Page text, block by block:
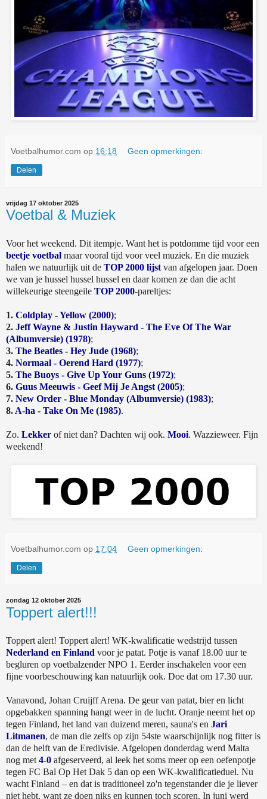
Voetbalhumor.com op 16:18 Geen opmerkingen:
Delen
vrijdag 17 oktober 2025
Voetbal & Muziek
Voor het weekend. Dit itempje. Want het is potdomme tijd voor een
beetje voetbal maar vooral tijd voor veel muziek. En die muziek
halen we natuurlijk uit de TOP 2000 lijst van afgelopen jaar. Doen
we van je hussel hussel hussel en daar komen ze dan die acht
willekeurige steengeile TOP 2000-pareltjes:
1. Coldplay - Yellow (2000);
2. Jeff Wayne & Justin Hayward - The Eve Of The War
(Albumversie) (1978);
3. The Beatles - Hey Jude (1968);
4. Normaal - Oerend Hard (1977);
5. The Buoys - Give Up Your Guns (1972);
6. Guus Meeuwis - Geef Mij Je Angst (2005);
7. New Order - Blue Monday (Albumversie) (1983);
8. A-ha - Take On Me (1985).
Zo. Lekker of niet dan? Dachten wij ook. Mooi. Wazzieweer. Fijn
weekend!
Voetbalhumor.com op 17:04 Geen opmerkingen:
Delen
zondag 12 oktober 2025
Toppert alert!!!
Toppert alert! Toppert alert! WK-kwalificatie wedstrijd tussen
Nederland en Finland voor je patat. Potje is vanaf 18.00 uur te
begluren op voetbalzender NPO 1. Eerder inschakelen voor een
fijne voorbeschouwing kan natuurlijk ook. Doe dat om 17.30 uur.
Vanavond, Johan Cruijff Arena. De geur van patat, bier en licht
opgebakken spanning hangt weer in de lucht. Oranje neemt het op
tegen Finland, het land van duizend meren, sauna's en Jari
Litmanen, de man die zelfs op zijn 54ste waarschijnlijk nog fitter is
dan de helft van de Eredivisie. Afgelopen donderdag werd Malta
nog met 4-0 afgeserveerd, al leek het soms meer op een oefenpotje
tegen FC Bal Op Het Dak 5 dan op een WK-kwalificatieduel. Nu
wacht Finland – en dat is traditioneel zo'n tegenstander die je liever
niet hebt, want ze doen niks en kunnen toch scoren. In juni werd